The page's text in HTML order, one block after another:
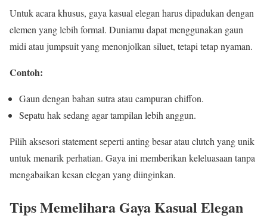
Untuk acara khusus, gaya kasual elegan harus dipadukan dengan
elemen yang lebih formal. Duniamu dapat menggunakan gaun
midi atau jumpsuit yang menonjolkan siluet, tetapi tetap nyaman.
Contoh:
Gaun dengan bahan sutra atau campuran chiffon.
Sepatu hak sedang agar tampilan lebih anggun.
Pilih aksesori statement seperti anting besar atau clutch yang unik
untuk menarik perhatian. Gaya ini memberikan keleluasaan tanpa
mengabaikan kesan elegan yang diinginkan.
Tips Memelihara Gaya Kasual Elegan